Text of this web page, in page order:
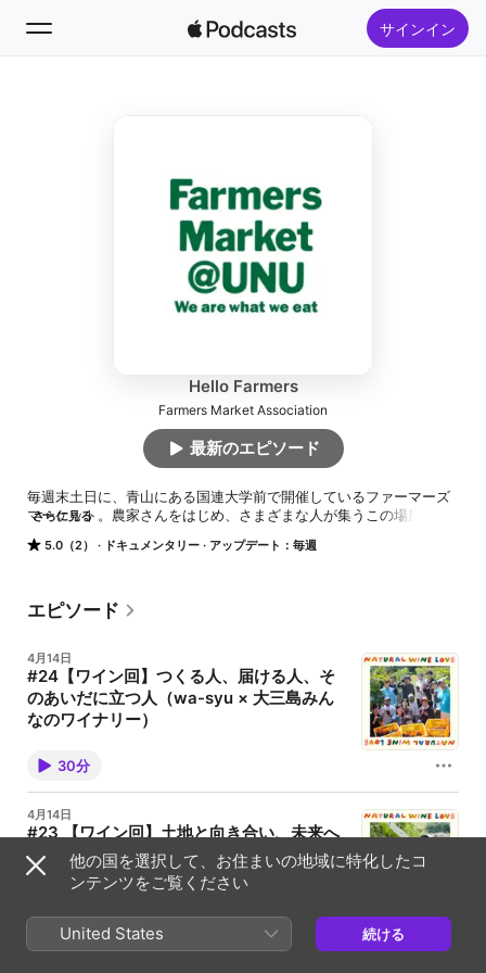
サインイン
トップランキング
Hello Farmers
Farmers Market Association
5.0（2） ドキュメンタリー アップデート：毎週
毎週末土日に、青山にある国連大学前で開催しているファーマーズ
マーケット。農家さんをはじめ、さまざまな人が集うこの場所か
お届けします。
🔗⁠⁠Farmers Market WEB⁠⁠：https://farmersmarkets.jp/
毎週月曜日に、その週末のマーケットのおすすめ情報・出店者一覧
・
・
🔗⁠⁠Farmers Market Instagram⁠⁠：
https://www.instagram.com/farmersmarketjp/
マーケットのおすすめ情報・出店者さん紹介・週末のマーケットの
様子をUP
さらに見る
最新のエピソード
エピソード
4月14日
#24【ワイン回】つくる人、届ける人、そ
のあいだに立つ人（wa-syu × 大三島みん
なのワイナリー）
Loveとは？？⇒⁠⁠⁠こちら⁠⁠⁠⁠⁠ 🎫飲み比べができる事前チケッ
トは、ワイン１杯分お得⇒⁠⁠⁠⁠⁠こちら⁠⁠⁠ ーーーーー 🍷
Natural Wine Love Vol.06 ゲスト：大市陽介さん、菊
なのワイナリー） 4月18日-19日に開催するNatural
Wine Love Vol.06。 今回のゲストは、日本ワイン専門
EC「wa-syu」の大市陽介さん・菊地良実さん、そし
て「大三島みんなのワイナリー」の川田佑輔さんで
す。 日本ワインに特化したセレクトショップでありな
コラボレーションワインを生み出すwa-syuさん。 つ
くり手と同じ現場に立ち、その魅力を発信し続けるほ
か、ワイナリーにとっても新たな挑戦となる機会を生
30分
4月14日
#23 【ワイン回】土地と向き合い、未来へ
つなぐ：矢野陽之さん（GRAPE
REPUBLIC）
「Hello Farmers!」：⁠⁠⁠⁠⁠どまんなか野菜さん Natural
チケットは、ワイン１杯分お得⇒⁠⁠⁠⁠⁠こちら⁠⁠⁠ ーーーーー 🍷
Natural Wine Love Vol.06 ゲスト：矢野陽之さん
37分
他の国を選択して、お住まいの地域に特化したコ
ンテンツをご覧ください
United States 続ける